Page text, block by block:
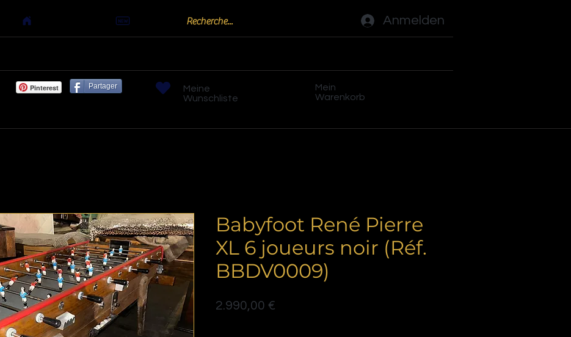
Anmelden
Pinterest Partager
Meine
Wunschliste
Mein
Warenkorb
Babyfoot René Pierre
XL 6 joueurs noir (Réf.
BBDV0009)
2.990,00 €